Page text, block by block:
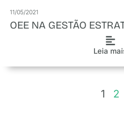
11/05/2021
OEE NA GESTÃO
Leia
1 2